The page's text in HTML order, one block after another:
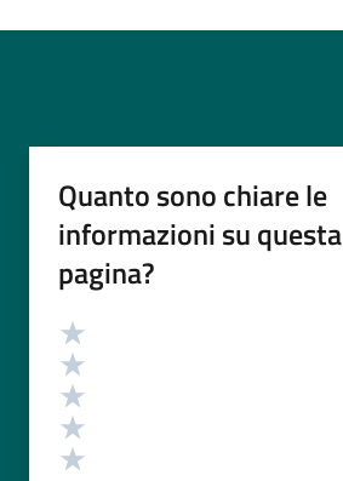
Quanto sono chiare le
informazioni su questa
pagina?
Valutazione